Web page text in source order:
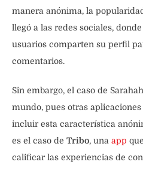
manera anónima, la
llegó a las redes sociales,
usuarios comparten su perfil
comentarios.
Sin embargo, el caso de
mundo, pues otras
incluir esta característica
es el caso de Tribo, una app
calificar las experiencias de